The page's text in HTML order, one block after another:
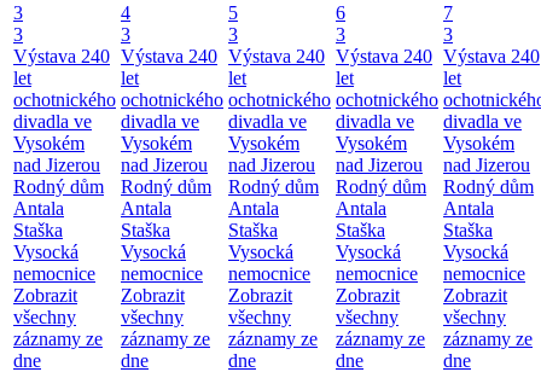
3
3
Výstava 240
let
ochotnického
divadla ve
Vysokém
nad Jizerou
Rodný dům
Antala
Staška
Vysocká
nemocnice
Zobrazit
všechny
záznamy ze
dne
4
3
Výstava 240
let
ochotnického
divadla ve
Vysokém
nad Jizerou
Rodný dům
Antala
Staška
Vysocká
nemocnice
Zobrazit
všechny
záznamy ze
dne
5
3
Výstava 240
let
ochotnického
divadla ve
Vysokém
nad Jizerou
Rodný dům
Antala
Staška
Vysocká
nemocnice
Zobrazit
všechny
záznamy ze
dne
6
3
Výstava 240
let
ochotnického
divadla ve
Vysokém
nad Jizerou
Rodný dům
Antala
Staška
Vysocká
nemocnice
Zobrazit
všechny
záznamy ze
dne
7
3
Výstava 240
let
divadla ve
Vysokém
nad Jizerou
Rodný dům
Antala
Staška
Vysocká
nemocnice
Zobrazit
všechny
záznamy ze
dne